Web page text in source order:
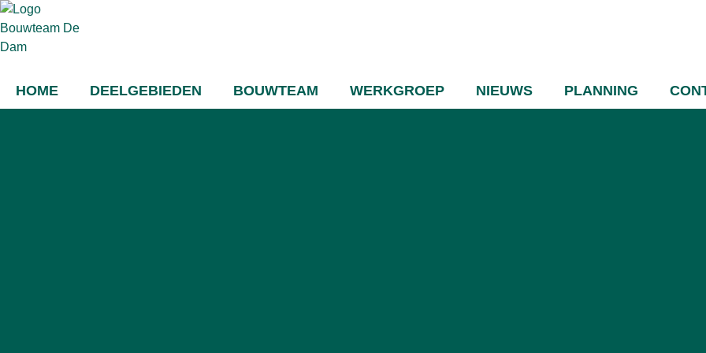
HOME DEELGEBIEDEN BOUWTEAM WERKGROEP NIEUWS PLANNING